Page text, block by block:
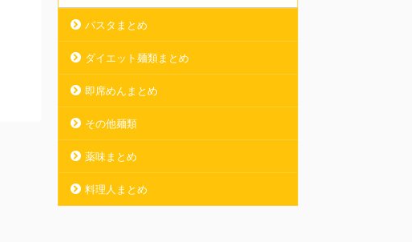
パスタまとめ
ダイエット麺類まとめ
即席めんまとめ
その他麺類
薬味まとめ
料理人まとめ